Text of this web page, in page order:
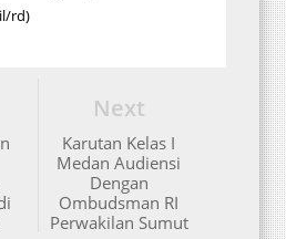
rd)
Next
Karutan Kelas I
Medan Audiensi
Dengan
Ombudsman RI
Perwakilan Sumut